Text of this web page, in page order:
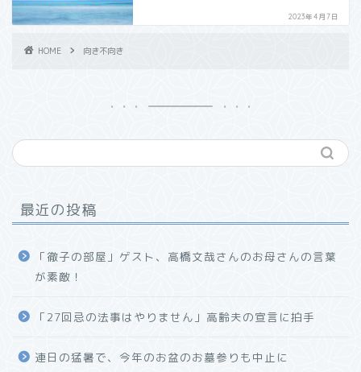
2023年4月7日
HOME 向き不向き
最近の投稿
「徹子の部屋」ゲスト、高橋文哉さんのお母さんの言葉
が素敵！
「27回忌の法事はやりません」高齢夫の宣言に拍手
連日の猛暑で、今年のお盆のお墓参りも中止に